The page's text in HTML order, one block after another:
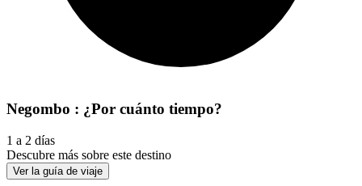
Negombo : ¿Por cuánto tiempo?
1 a 2 días
Descubre más sobre este destino
Ver la guía de viaje